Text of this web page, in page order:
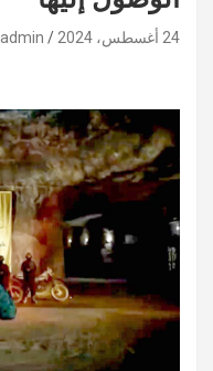
24 أغسطس، 2024 admin